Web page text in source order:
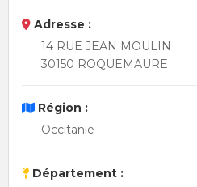
Adresse :
14 RUE JEAN MOULIN
30150 ROQUEMAURE
Région :
Occitanie
Département :